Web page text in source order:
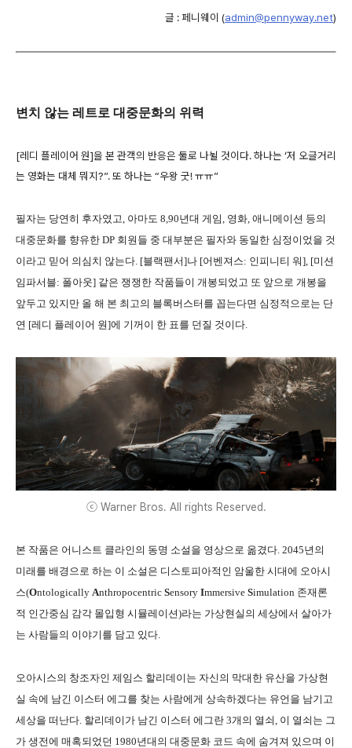
글 : 페니웨이 (admin@pennyway.net)
변치 않는 레트로 대중문화의 위력
[레디 플레이어 원]을 본 관객의 반응은 둘로 나뉠 것이다. 하나는 ‘저 오글거리
는 영화는 대체 뭐지?”. 또 하나는 “우왕 굿! ㅠㅠ”
필자는 당연히 후자였고, 아마도 8,90년대 게임, 영화, 애니메이션 등의
대중문화를 향유한 DP 회원들 중 대부분은 필자와 동일한 심정이었을 것
이라고 믿어 의심치 않는다. [블랙팬서]나 [어벤져스: 인피니티 워], [미션
임파서블: 폴아웃] 같은 쟁쟁한 작품들이 개봉되었고 또 앞으로 개봉을
앞두고 있지만 올 해 본 최고의 블록버스터를 꼽는다면 심정적으로는 단
연 [레디 플레이어 원]에 기꺼이 한 표를 던질 것이다.
ⓒ Warner Bros. All rights Reserved.
본 작품은 어니스트 클라인의 동명 소설을 영상으로 옮겼다. 2045년의
미래를 배경으로 하는 이 소설은 디스토피아적인 암울한 시대에 오아시
스(Ontologically Anthropocentric Sensory Immersive Simulation 존재론
적 인간중심 감각 몰입형 시뮬레이션)라는 가상현실의 세상에서 살아가
는 사람들의 이야기를 담고 있다.
오아시스의 창조자인 제임스 할리데이는 자신의 막대한 유산을 가상현
실 속에 남긴 이스터 에그를 찾는 사람에게 상속하겠다는 유언을 남기고
세상을 떠난다. 할리데이가 남긴 이스터 에그란 3개의 열쇠, 이 열쇠는 그
가 생전에 매혹되었던 1980년대의 대중문화 코드 속에 숨겨져 있으며 이